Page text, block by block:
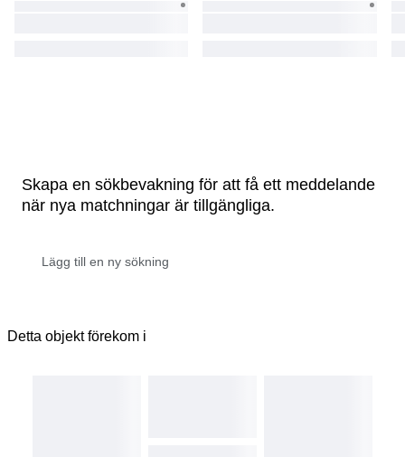
Skapa en sökbevakning för att få ett meddelande
när nya matchningar är tillgängliga.
Detta objekt förekom i